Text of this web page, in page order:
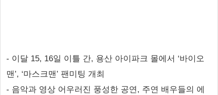
- 이달 15, 16일 이틀 간, 용산 아이파크 몰에서 ‘바이오
맨’, ‘마스크맨’ 팬미팅 개최
- 음악과 영상 어우러진 풍성한 공연, 주연 배우들의 에